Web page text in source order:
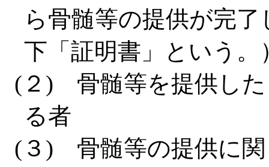
ら骨髄等の提供が完
下「証明書」という
(２) 骨髄等を提供した
る者
(３) 骨髄等の提供に関